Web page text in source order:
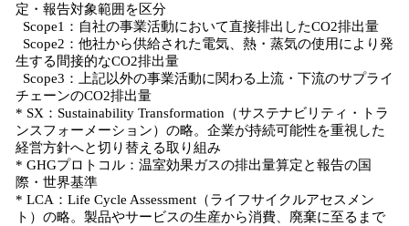
定・報告対象範囲を区分
Scope1：自社の事業活動において直接排出したCO2排出量
Scope2：他社から供給された電気、熱・蒸気の使用により発
生する間接的なCO2排出量
Scope3：上記以外の事業活動に関わる上流・下流のサプライ
チェーンのCO2排出量
* SX：Sustainability Transformation（サステナビリティ・トラ
ンスフォーメーション）の略。企業が持続可能性を重視した
経営方針へと切り替える取り組み
* GHGプロトコル：温室効果ガスの排出量算定と報告の国
際・世界基準
* LCA：Life Cycle Assessment（ライフサイクルアセスメン
ト）の略。製品やサービスの生産から消費、廃棄に至るまで